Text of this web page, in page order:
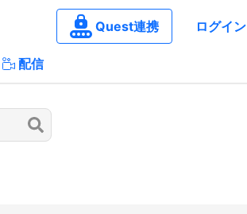
Quest連携 ログイン
配信